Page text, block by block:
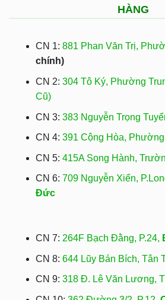
HÀNG
CN 1: 881 Phan Văn Trị,
chính)
CN 2: 304 Tô Ký, Phường
Cũ)
CN 3: 383 Nguyễn Trọng
CN 4: 391 Cộng Hòa,
CN 5: 415A Song Hành,
CN 6: 709 Nguyễn Xiển,
Đức
CN 7: 264F Bạch Đằng, P.24,
CN 8: 644 Lũy Bán Bích, Tân
CN 9: 318 Đ. Lê Văn Lương,